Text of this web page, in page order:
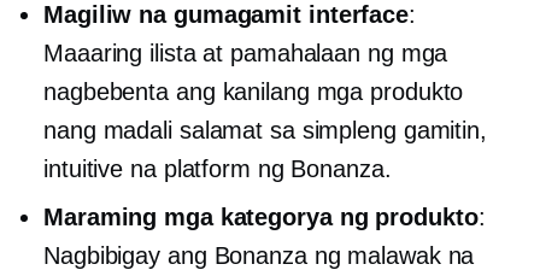
Magiliw na gumagamit interface:
Maaaring ilista at pamahalaan ng mga
nagbebenta ang kanilang mga produkto
nang madali salamat sa simpleng gamitin,
intuitive na platform ng Bonanza.
Maraming mga kategorya ng produkto:
Nagbibigay ang Bonanza ng malawak na